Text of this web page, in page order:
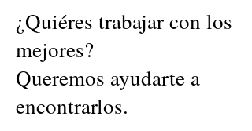
¿Quiéres trabajar con los
mejores?
Queremos ayudarte a
encontrarlos.